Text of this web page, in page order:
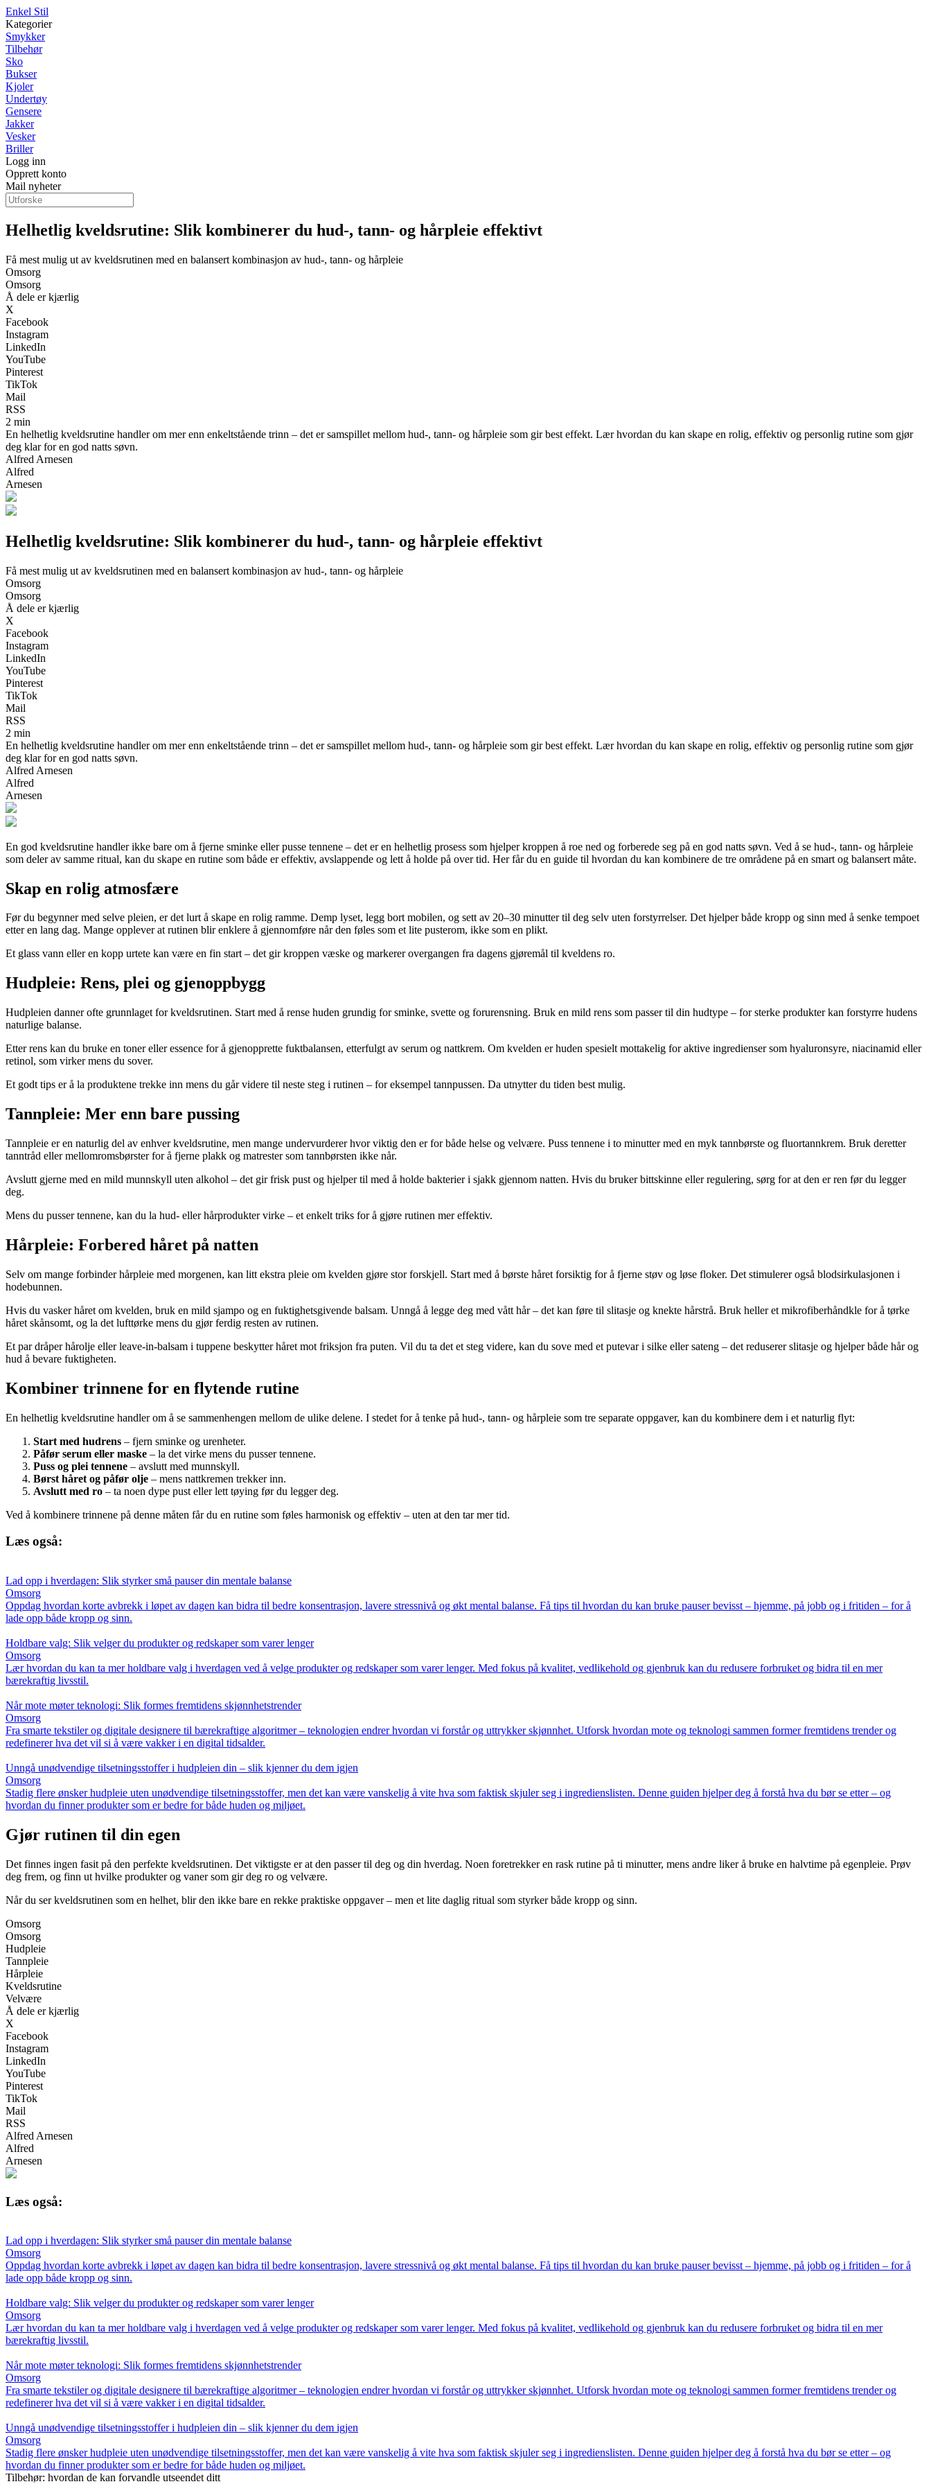
Enkel Stil
Kategorier
Smykker
Tilbehør
Sko
Bukser
Kjoler
Undertøy
Gensere
Jakker
Vesker
Briller
Logg inn
Opprett konto
Mail nyheter
Helhetlig kveldsrutine: Slik kombinerer du hud-, tann- og hårpleie effektivt
Få mest mulig ut av kveldsrutinen med en balansert kombinasjon av hud-, tann- og hårpleie
Omsorg
Omsorg
Å dele er kjærlig
X
Facebook
Instagram
LinkedIn
YouTube
Pinterest
TikTok
Mail
RSS
2 min
En helhetlig kveldsrutine handler om mer enn enkeltstående trinn – det er samspillet mellom hud-, tann- og hårpleie som gir best effekt. Lær hvordan du kan skape en rolig, effektiv og personlig rutine som gjør
deg klar for en god natts søvn.
Alfred Arnesen
Alfred
Arnesen
Helhetlig kveldsrutine: Slik kombinerer du hud-, tann- og hårpleie effektivt
Få mest mulig ut av kveldsrutinen med en balansert kombinasjon av hud-, tann- og hårpleie
Omsorg
Omsorg
Å dele er kjærlig
X
Facebook
Instagram
LinkedIn
YouTube
Pinterest
TikTok
Mail
RSS
2 min
En helhetlig kveldsrutine handler om mer enn enkeltstående trinn – det er samspillet mellom hud-, tann- og hårpleie som gir best effekt. Lær hvordan du kan skape en rolig, effektiv og personlig rutine som gjør
deg klar for en god natts søvn.
Alfred Arnesen
Alfred
Arnesen
En god kveldsrutine handler ikke bare om å fjerne sminke eller pusse tennene – det er en helhetlig prosess som hjelper kroppen å roe ned og forberede seg på en god natts søvn. Ved å se hud-, tann- og hårpleie
som deler av samme ritual, kan du skape en rutine som både er effektiv, avslappende og lett å holde på over tid. Her får du en guide til hvordan du kan kombinere de tre områdene på en smart og balansert måte.
Skap en rolig atmosfære
Før du begynner med selve pleien, er det lurt å skape en rolig ramme. Demp lyset, legg bort mobilen, og sett av 20–30 minutter til deg selv uten forstyrrelser. Det hjelper både kropp og sinn med å senke tempoet
etter en lang dag. Mange opplever at rutinen blir enklere å gjennomføre når den føles som et lite pusterom, ikke som en plikt.
Et glass vann eller en kopp urtete kan være en fin start – det gir kroppen væske og markerer overgangen fra dagens gjøremål til kveldens ro.
Hudpleie: Rens, plei og gjenoppbygg
Hudpleien danner ofte grunnlaget for kveldsrutinen. Start med å rense huden grundig for sminke, svette og forurensning. Bruk en mild rens som passer til din hudtype – for sterke produkter kan forstyrre hudens
naturlige balanse.
Etter rens kan du bruke en toner eller essence for å gjenopprette fuktbalansen, etterfulgt av serum og nattkrem. Om kvelden er huden spesielt mottakelig for aktive ingredienser som hyaluronsyre, niacinamid eller
retinol, som virker mens du sover.
Et godt tips er å la produktene trekke inn mens du går videre til neste steg i rutinen – for eksempel tannpussen. Da utnytter du tiden best mulig.
Tannpleie: Mer enn bare pussing
Tannpleie er en naturlig del av enhver kveldsrutine, men mange undervurderer hvor viktig den er for både helse og velvære. Puss tennene i to minutter med en myk tannbørste og fluortannkrem. Bruk deretter
tanntråd eller mellomromsbørster for å fjerne plakk og matrester som tannbørsten ikke når.
Avslutt gjerne med en mild munnskyll uten alkohol – det gir frisk pust og hjelper til med å holde bakterier i sjakk gjennom natten. Hvis du bruker bittskinne eller regulering, sørg for at den er ren før du legger
deg.
Mens du pusser tennene, kan du la hud- eller hårprodukter virke – et enkelt triks for å gjøre rutinen mer effektiv.
Hårpleie: Forbered håret på natten
Selv om mange forbinder hårpleie med morgenen, kan litt ekstra pleie om kvelden gjøre stor forskjell. Start med å børste håret forsiktig for å fjerne støv og løse floker. Det stimulerer også blodsirkulasjonen i
hodebunnen.
Hvis du vasker håret om kvelden, bruk en mild sjampo og en fuktighetsgivende balsam. Unngå å legge deg med vått hår – det kan føre til slitasje og knekte hårstrå. Bruk heller et mikrofiberhåndkle for å tørke
håret skånsomt, og la det lufttørke mens du gjør ferdig resten av rutinen.
Et par dråper hårolje eller leave-in-balsam i tuppene beskytter håret mot friksjon fra puten. Vil du ta det et steg videre, kan du sove med et putevar i silke eller sateng – det reduserer slitasje og hjelper både hår og
hud å bevare fuktigheten.
Kombiner trinnene for en flytende rutine
En helhetlig kveldsrutine handler om å se sammenhengen mellom de ulike delene. I stedet for å tenke på hud-, tann- og hårpleie som tre separate oppgaver, kan du kombinere dem i et naturlig flyt:
Start med hudrens – fjern sminke og urenheter.
Påfør serum eller maske – la det virke mens du pusser tennene.
Puss og plei tennene – avslutt med munnskyll.
Børst håret og påfør olje – mens nattkremen trekker inn.
Avslutt med ro – ta noen dype pust eller lett tøying før du legger deg.
Ved å kombinere trinnene på denne måten får du en rutine som føles harmonisk og effektiv – uten at den tar mer tid.
Læs også:
Lad opp i hverdagen: Slik styrker små pauser din mentale balanse
Omsorg
Oppdag hvordan korte avbrekk i løpet av dagen kan bidra til bedre konsentrasjon, lavere stressnivå og økt mental balanse. Få tips til hvordan du kan bruke pauser bevisst – hjemme, på jobb og i fritiden – for å
lade opp både kropp og sinn.
Holdbare valg: Slik velger du produkter og redskaper som varer lenger
Omsorg
Lær hvordan du kan ta mer holdbare valg i hverdagen ved å velge produkter og redskaper som varer lenger. Med fokus på kvalitet, vedlikehold og gjenbruk kan du redusere forbruket og bidra til en mer
bærekraftig livsstil.
Når mote møter teknologi: Slik formes fremtidens skjønnhetstrender
Omsorg
Fra smarte tekstiler og digitale designere til bærekraftige algoritmer – teknologien endrer hvordan vi forstår og uttrykker skjønnhet. Utforsk hvordan mote og teknologi sammen former fremtidens trender og
redefinerer hva det vil si å være vakker i en digital tidsalder.
Unngå unødvendige tilsetningsstoffer i hudpleien din – slik kjenner du dem igjen
Omsorg
Stadig flere ønsker hudpleie uten unødvendige tilsetningsstoffer, men det kan være vanskelig å vite hva som faktisk skjuler seg i ingredienslisten. Denne guiden hjelper deg å forstå hva du bør se etter – og
hvordan du finner produkter som er bedre for både huden og miljøet.
Gjør rutinen til din egen
Det finnes ingen fasit på den perfekte kveldsrutinen. Det viktigste er at den passer til deg og din hverdag. Noen foretrekker en rask rutine på ti minutter, mens andre liker å bruke en halvtime på egenpleie. Prøv
deg frem, og finn ut hvilke produkter og vaner som gir deg ro og velvære.
Når du ser kveldsrutinen som en helhet, blir den ikke bare en rekke praktiske oppgaver – men et lite daglig ritual som styrker både kropp og sinn.
Omsorg
Omsorg
Hudpleie
Tannpleie
Hårpleie
Kveldsrutine
Velvære
Å dele er kjærlig
X
Facebook
Instagram
LinkedIn
YouTube
Pinterest
TikTok
Mail
RSS
Alfred Arnesen
Alfred
Arnesen
Læs også:
Lad opp i hverdagen: Slik styrker små pauser din mentale balanse
Omsorg
Oppdag hvordan korte avbrekk i løpet av dagen kan bidra til bedre konsentrasjon, lavere stressnivå og økt mental balanse. Få tips til hvordan du kan bruke pauser bevisst – hjemme, på jobb og i fritiden – for å
lade opp både kropp og sinn.
Holdbare valg: Slik velger du produkter og redskaper som varer lenger
Omsorg
Lær hvordan du kan ta mer holdbare valg i hverdagen ved å velge produkter og redskaper som varer lenger. Med fokus på kvalitet, vedlikehold og gjenbruk kan du redusere forbruket og bidra til en mer
bærekraftig livsstil.
Når mote møter teknologi: Slik formes fremtidens skjønnhetstrender
Omsorg
Fra smarte tekstiler og digitale designere til bærekraftige algoritmer – teknologien endrer hvordan vi forstår og uttrykker skjønnhet. Utforsk hvordan mote og teknologi sammen former fremtidens trender og
redefinerer hva det vil si å være vakker i en digital tidsalder.
Unngå unødvendige tilsetningsstoffer i hudpleien din – slik kjenner du dem igjen
Omsorg
Stadig flere ønsker hudpleie uten unødvendige tilsetningsstoffer, men det kan være vanskelig å vite hva som faktisk skjuler seg i ingredienslisten. Denne guiden hjelper deg å forstå hva du bør se etter – og
hvordan du finner produkter som er bedre for både huden og miljøet.
Tilbehør: hvordan de kan forvandle utseendet ditt